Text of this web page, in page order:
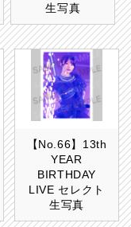
生写真
【No.66】13th
YEAR
BIRTHDAY
LIVE セレクト
生写真